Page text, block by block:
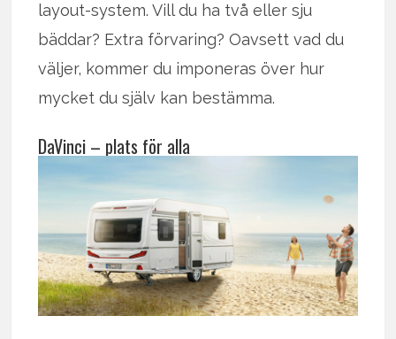
layout-system. Vill du ha två eller sju
bäddar? Extra förvaring? Oavsett vad du
väljer, kommer du imponeras över hur
mycket du själv kan bestämma.
DaVinci – plats för alla